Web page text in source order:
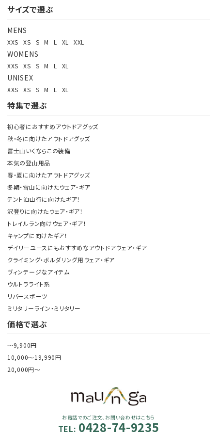
検索する
サイズで選ぶ
MENS
XXS XS S M L XL XXL
WOMENS
XXS XS S M L XL
UNISEX
XXS XS S M L XL
特集で選ぶ
初心者におすすめアウトドアグッズ
秋・冬に向けたアウトドアグッズ
富士山いくならこの装備
本気の登山用品
春・夏に向けたアウトドアグッズ
冬期・雪山に向けたウェア・ギア
テント泊山行に向けたギア！
沢登りに向けたウェア・ギア！
トレイルラン向けウェア・ギア！
キャンプに向けたギア！
デイリーユースにもおすすめなアウトドアウェア・ギア
クライミング・ボルダリング用ウェア・ギア
ヴィンテージなアイテム
ウルトラライト系
リバースポーツ
ミリタリーライン・ミリタリー
価格で選ぶ
～9,900円
10,000～19,990円
20,000円～
お電話でのご注文、お問い合わせはこちら
TEL: 0428-74-9235